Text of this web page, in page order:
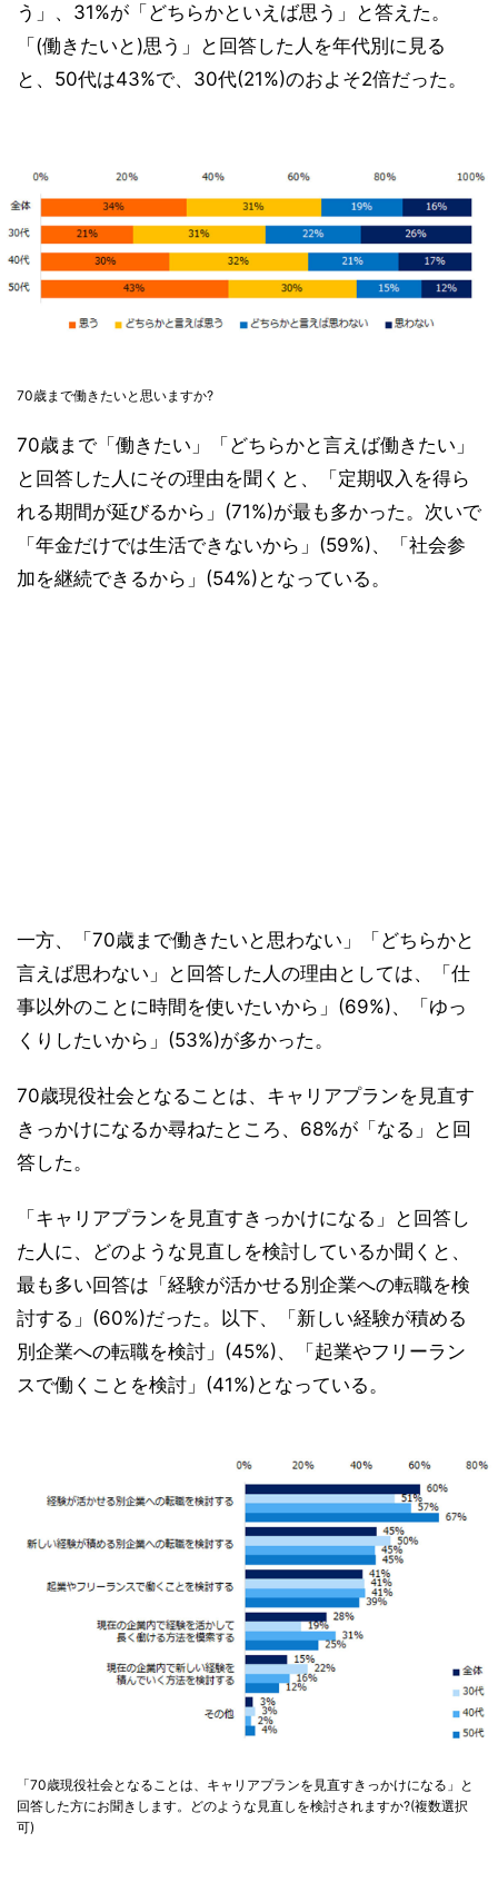
う」、31%が「どちらかといえば思う」と答えた。
「(働きたいと)思う」と回答した人を年代別に見る
と、50代は43%で、30代(21%)のおよそ2倍だった。
70歳まで働きたいと思いますか?
70歳まで「働きたい」「どちらかと言えば働きたい」
と回答した人にその理由を聞くと、「定期収入を得ら
れる期間が延びるから」(71%)が最も多かった。次いで
「年金だけでは生活できないから」(59%)、「社会参
加を継続できるから」(54%)となっている。
一方、「70歳まで働きたいと思わない」「どちらかと
言えば思わない」と回答した人の理由としては、「仕
事以外のことに時間を使いたいから」(69%)、「ゆっ
くりしたいから」(53%)が多かった。
70歳現役社会となることは、キャリアプランを見直す
きっかけになるか尋ねたところ、68%が「なる」と回
答した。
「キャリアプランを見直すきっかけになる」と回答し
た人に、どのような見直しを検討しているか聞くと、
最も多い回答は「経験が活かせる別企業への転職を検
討する」(60%)だった。以下、「新しい経験が積める
別企業への転職を検討」(45%)、「起業やフリーラン
スで働くことを検討」(41%)となっている。
「70歳現役社会となることは、キャリアプランを見直すきっかけになる」と
回答した方にお聞きします。どのような見直しを検討されますか?(複数選択
可)